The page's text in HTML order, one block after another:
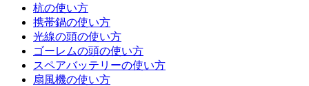
杭の使い方
携帯鍋の使い方
光線の頭の使い方
ゴーレムの頭の使い方
スペアバッテリーの使い方
扇風機の使い方